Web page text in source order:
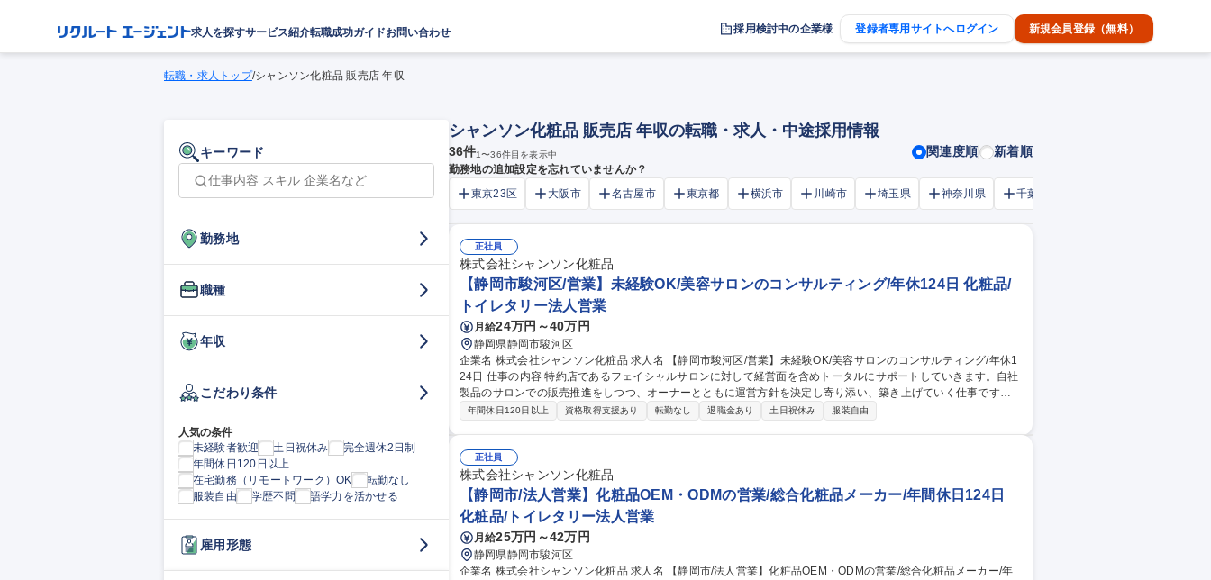
求人を探すサービス紹介転職成功ガイドお問い合わせ 採用検討中の企業様 登録者専用サイトへログイン 新規会員登録（無料）
転職・求人トップ/シャンソン化粧品 販売店 年収
キーワード
勤務地
職種
年収
こだわり条件
人気の条件
未経験者歓迎
土日祝休み
完全週休2日制
年間休日120日以上
在宅勤務（リモートワーク）OK
転勤なし
服装自由
学歴不問 語学力を活かせる
雇用形態
シャンソン化粧品 販売店 年収の転職・求人・中途採用情報
36件1〜36件目を表示中 関連度順 新着順
勤務地の追加設定を忘れていませんか？
東京23区
大阪市 名古屋市 東京都 横浜市 川崎市 埼玉県 神奈川県 千葉市
正社員
株式会社シャンソン化粧品
【静岡市駿河区/営業】未経験OK/美容サロンのコンサルティング/年休124日 化粧品/
トイレタリー法人営業
月給24万円～40万円
静岡県静岡市駿河区
企業名 株式会社シャンソン化粧品 求人名 【静岡市駿河区/営業】未経験OK/美容サロンのコンサルティング/年休1
24日 仕事の内容 特約店であるフェイシャルサロンに対して経営面を含めトータルにサポートしていきます。自社
製品のサロンでの販売推進をしつつ、オーナーとともに運営方針を決定し寄り添い、築き上げていく仕事です。
【具体的な仕事内容】※1日1～3件の訪問、担当顧客数30件程度／日 ・技術／知識の習得に向けた研修会実施 ・
に対する説明会を実施。年に2回程度、地域の関係者と協力しながら行います） 募集職種 【静岡市駿河区/営業】
未経験OK/美容サロンのコンサルティング/年休124日
年間休日120日以上 資格取得支援あり 転勤なし 退職金あり 土日祝休み 服装自由
正社員
株式会社シャンソン化粧品
【静岡市/法人営業】化粧品OEM・ODMの営業/総合化粧品メーカー/年間休日124日
化粧品/トイレタリー法人営業
月給25万円～42万円
静岡県静岡市駿河区
企業名 株式会社シャンソン化粧品 求人名 【静岡市/法人営業】化粧品OEM・ODMの営業/総合化粧品メーカー/年